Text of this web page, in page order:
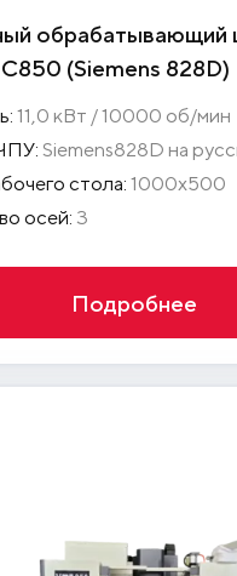
обрабатывающий
(Siemens 828D)
11,0 кВт / 10000 об/мин
Siemens828D на
стола: 1000х500
осей: 3
Подробнее